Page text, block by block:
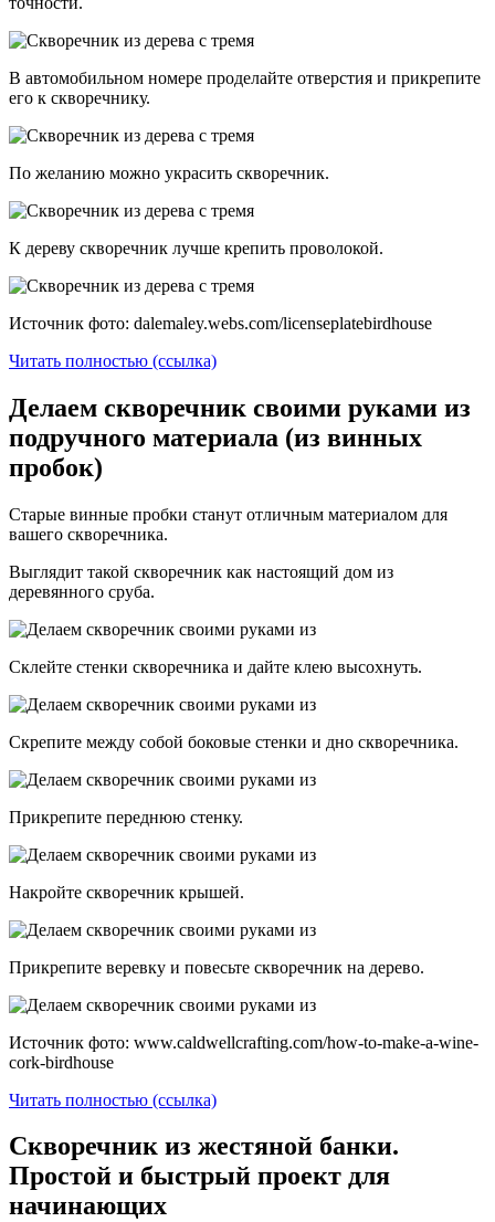
В автомобильном номере проделайте отверстия и прикрепите
его к скворечнику.
По желанию можно украсить скворечник.
К дереву скворечник лучше крепить проволокой.
Источник фото: dalemaley.webs.com/licenseplatebirdhouse
Читать полностью (ссылка)
Делаем скворечник своими руками из
подручного материала (из винных
пробок)
Старые винные пробки станут отличным материалом для
вашего скворечника.
Выглядит такой скворечник как настоящий дом из
деревянного сруба.
Склейте стенки скворечника и дайте клею высохнуть.
Скрепите между собой боковые стенки и дно скворечника.
Прикрепите переднюю стенку.
Накройте скворечник крышей.
Прикрепите веревку и повесьте скворечник на дерево.
Источник фото: www.caldwellcrafting.com/how-to-make-a-wine-
cork-birdhouse
Читать полностью (ссылка)
Скворечник из жестяной банки.
Простой и быстрый проект для
начинающих